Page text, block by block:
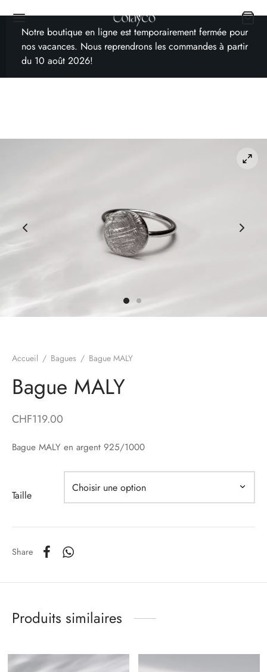
Notre boutique en ligne est temporairement fermée pour
nos vacances. Nous reprendrons les commandes à partir
du 10 août 2026!
Accueil / Bagues / Bague MALY
Bague MALY
CHF119.00
Bague MALY en argent 925/1000
Taille
Share
Produits similaires
Gold